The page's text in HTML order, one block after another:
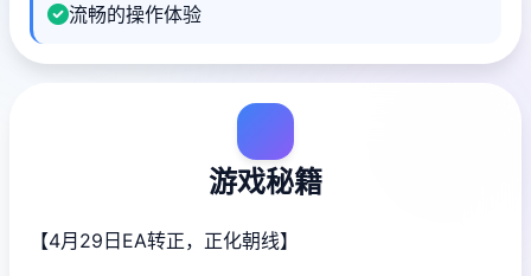
流畅的操作体验
游戏秘籍
【4月29日EA转正，正化朝线】